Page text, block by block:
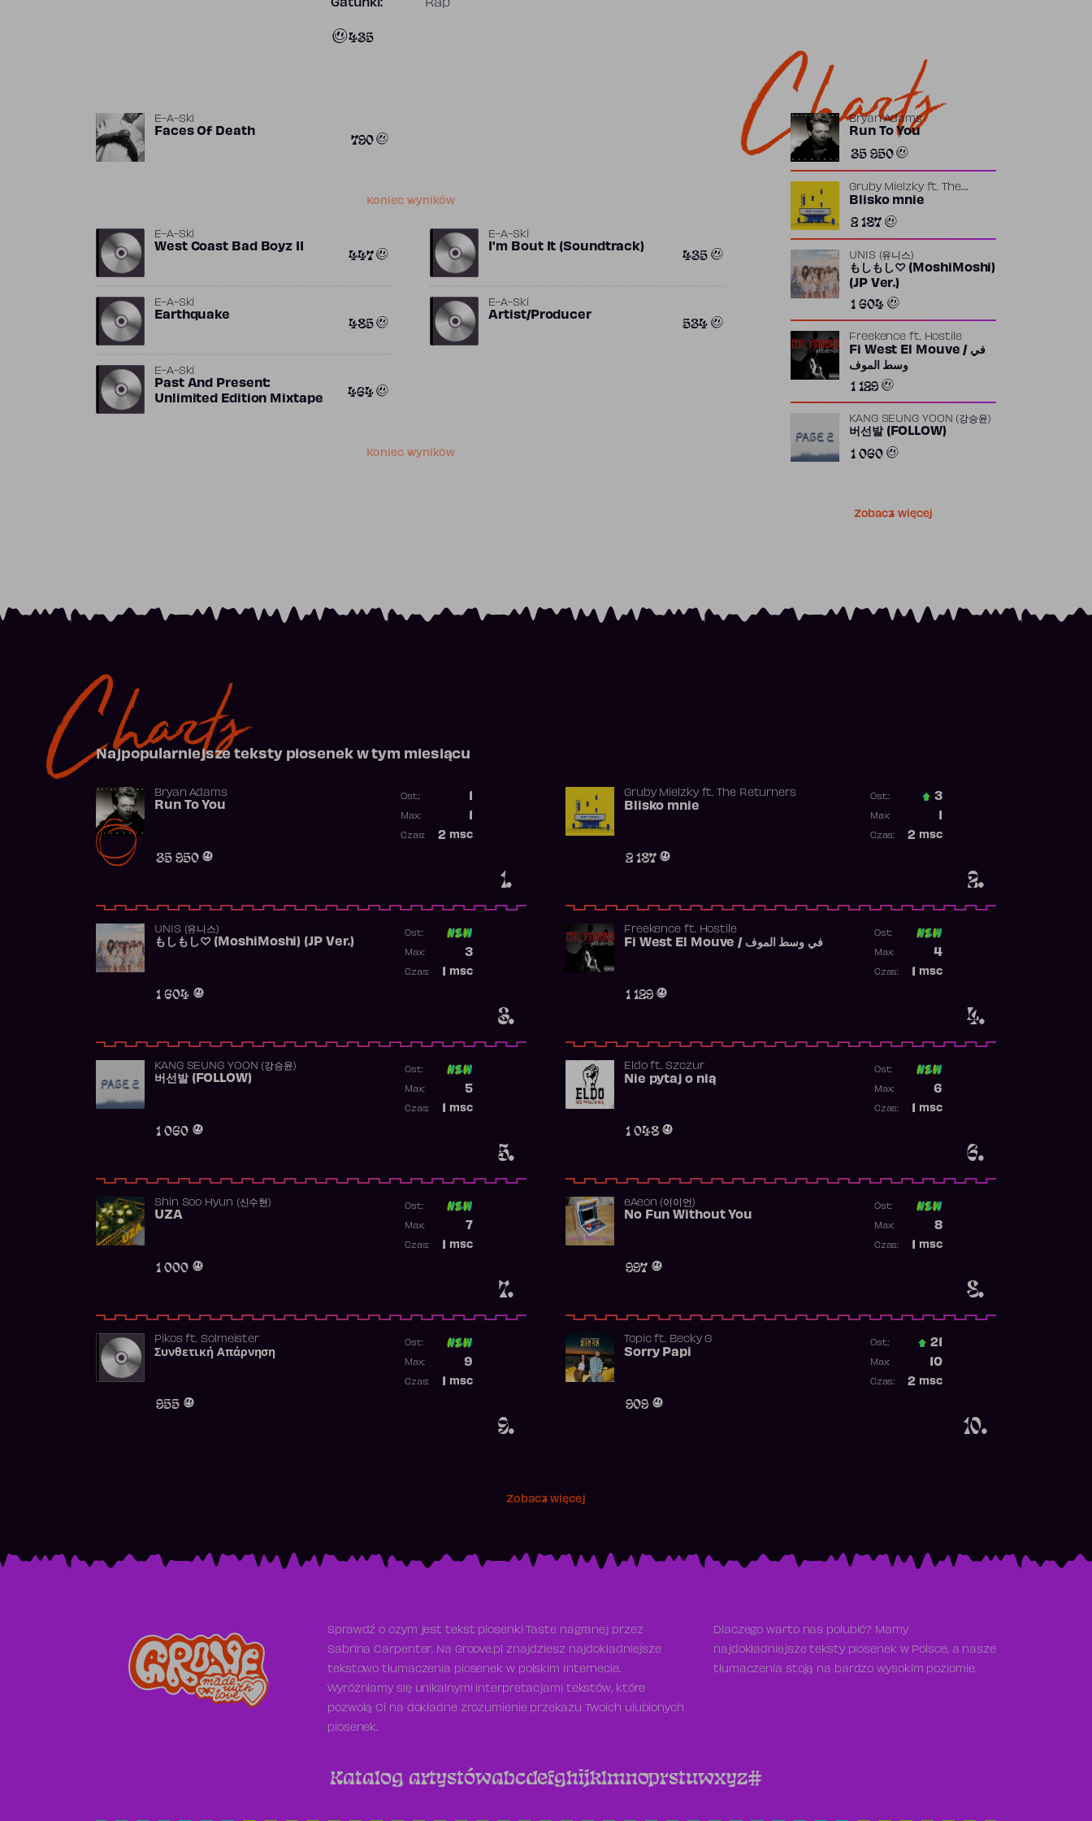
Gatunki: Rap
435
E-A-Ski
Faces Of Death 790
Koniec wyników
E-A-Ski
West Coast Bad Boyz II 447
E-A-Ski
I'm Bout It (Soundtrack) 435
E-A-Ski
Earthquake 485
E-A-Ski
Artist/Producer 534
E-A-Ski
Past And Present:
Unlimited Edition Mixtape
464
Koniec wyników
Charts
Bryan Adams
Run To You
35 950
Gruby Mielzkyft.
The
Returners
Blisko mnie
2 187
UNIS (유니스)
もしもし♡ (MoshiMoshi)
(JP Ver.)
1 604
Freekence ft. Hostile
Fi West El Mouve / في
وسط الموف
1 129
KANG SEUNG YOON (강승윤)
버선발 (FOLLOW)
1 060
Zobacz więcej
Charts
Najpopularniejsze teksty piosenek w tym miesiącu
1.
Bryan Adams
Run To You
35 950
Ost.:
Max:
2 msc
Czas:
2.
Gruby Mielzkyft. The Returners
Blisko mnie
2 187
Ost.: 3
Max:
2 msc
Czas:
3.
UNIS (유니스)
もしもし♡ (MoshiMoshi) (JP Ver.)
1 604
Ost:
3
Max:
msc
Czas:
4.
Freekence ft. Hostile
Fi West El Mouve / في وسط الموف
1 129
Ost:
4
Max:
msc
Czas:
5.
KANG SEUNG YOON (강승윤)
버선발 (FOLLOW)
1 060
Ost:
5
Max:
msc
Czas:
6.
Eldoft. Szczur
Nie pytaj o nią
1 048
Ost:
6
Max:
msc
Czas:
7.
Shin Soo Hyun (신수현)
UZA
1 000
Ost:
7
Max:
msc
Czas:
8.
​eAeon (이이언)
No Fun Without You
997
Ost:
8
Max:
msc
Czas:
9.
Pikosft. Solmeister
Συνθετική Απάρνηση
955
Ost:
9
Max:
msc
Czas:
10.
Topicft. Becky G
Sorry Papi
909
Ost.: 21
10
Max:
2 msc
Czas:
Zobacz więcej
Sprawdź o czym jest tekst piosenki Taste nagranej przez
Sabrina Carpenter. Na Groove.pl znajdziesz najdokładniejsze
tekstowo tłumaczenia piosenek w polskim Internecie.
Wyróżniamy się unikalnymi interpretacjami tekstów, które
pozwolą Ci na dokładne zrozumienie przekazu Twoich ulubionych
piosenek.
Dlaczego warto nas polubić? Mamy
najdokładniejsze teksty piosenek w Polsce, a nasze
tłumaczenia stoją na bardzo wysokim poziomie.
Katalog artystówabcdefghijklmnoprstuwxyz#